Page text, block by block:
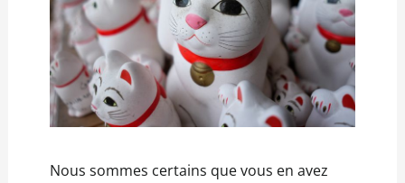
Nous sommes certains que vous en avez